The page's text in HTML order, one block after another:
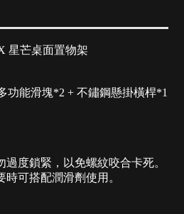
星芒桌面置物架
功能滑塊*2 + 不鏽鋼懸掛橫桿*1
度鎖緊，以免螺紋咬合卡死。
可搭配潤滑劑使用。